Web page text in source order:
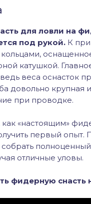
для ловли на
под рукой. К
катушкой.
веса оснасток
довольно крупная
при проводке.
как «настоящим»
первый опыт.
отличные уловы.
фидерную снасть